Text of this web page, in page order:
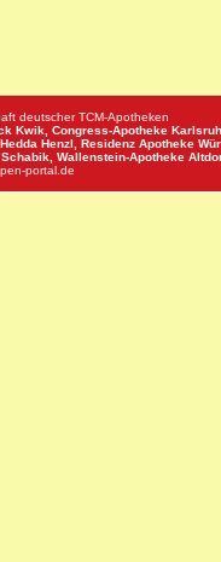
deutscher TCM-Apotheken
Kwik, Congress-Apotheke
Henzl, Residenz Apotheke
Wallenstein-Apotheke
portal.de